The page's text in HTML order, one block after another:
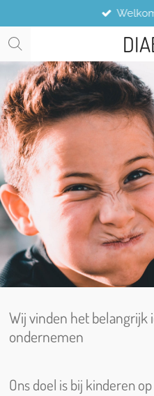
direct
naar
de
hoofdinhoud
Wij vinden het belangrijk
ondernemen
Ons doel is bij kinderen